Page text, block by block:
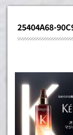
25404A68-